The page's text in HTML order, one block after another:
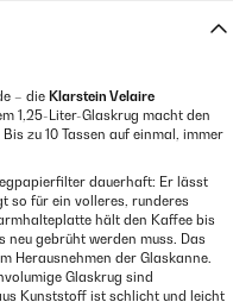
– die Klarstein Velaire
1,25-Liter-Glaskrug macht den
zu 10 Tassen auf einmal, immer
dauerhaft: Er lässt
so für ein volleres, runderes
hält den Kaffee bis
neu gebrüht werden muss. Das
Herausnehmen der Glaskanne.
Glaskrug sind
Kunststoff ist schlicht und leicht